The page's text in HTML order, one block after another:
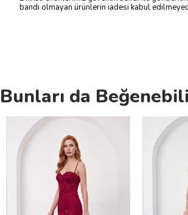
bandı olmayan ürünlerin iadesi kabul
Bunları da